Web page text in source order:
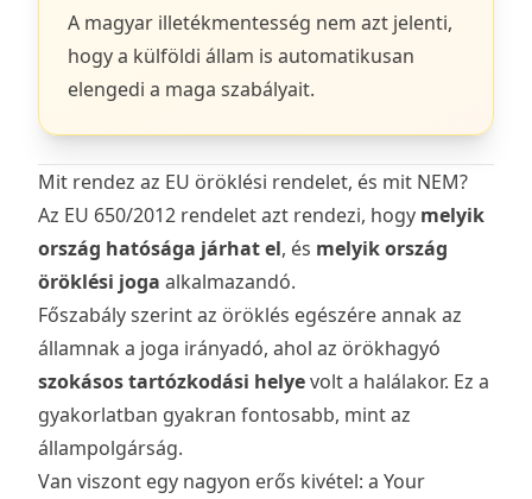
A magyar illetékmentesség nem azt jelenti,
hogy a külföldi állam is automatikusan
elengedi a maga szabályait.
Mit rendez az EU öröklési rendelet, és mit NEM?
Az EU 650/2012 rendeletazt rendezi, hogy melyik
ország hatósága járhat el, és melyik ország
öröklési joga alkalmazandó.
Főszabály szerint az öröklés egészére annak az
államnak a joga irányadó, ahol az örökhagyó
szokásos tartózkodási helyevolt a halálakor. Ez a
gyakorlatban gyakran fontosabb, mint az
állampolgárság.
Van viszont egy nagyon erős kivétel: a Your